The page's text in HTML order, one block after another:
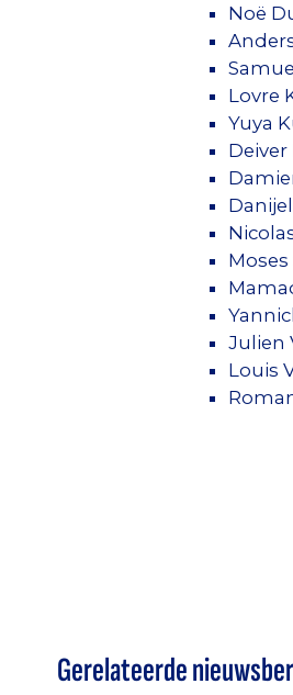
Noë
Lovre
Yuya
Julien
Louis
Gerelateerde